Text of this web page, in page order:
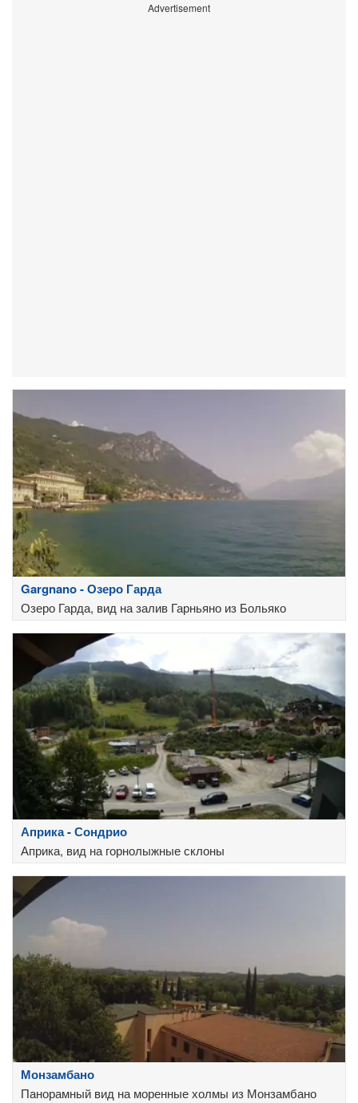
Advertisement
Gargnano - Озеро Гарда
Озеро Гарда, вид на залив Гарньяно из Больяко
Априка - Сондрио
Априка, вид на горнолыжные склоны
Монзамбано
Панорамный вид на моренные холмы из Монзамбано